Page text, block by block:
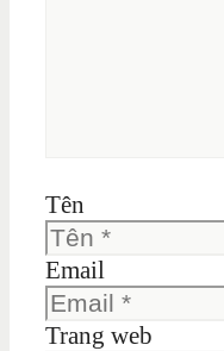
Tên
Email
Trang web